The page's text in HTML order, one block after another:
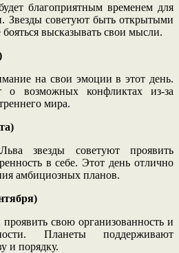
благоприятным временем для
Звезды советуют быть открытыми
высказывать свои мысли.
на свои эмоции в этот день.
о возможных конфликтах из-за
мира.
звезды советуют проявить
в себе. Этот день отлично
амбициозных планов.
свою организованность и
Планеты поддерживают
и порядку.